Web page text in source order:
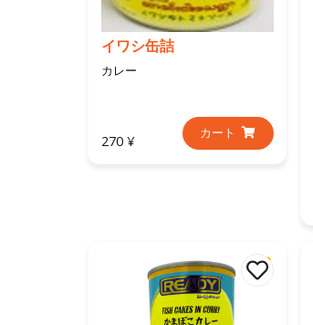
イワシ缶詰
カレー
270 ¥ カート